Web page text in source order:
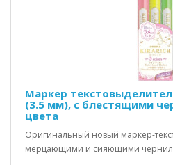
Маркер текстовыделитель
(3.5 мм), с блестящими
цвета
Оригинальный новый маркер-
мерцающими и сияющими